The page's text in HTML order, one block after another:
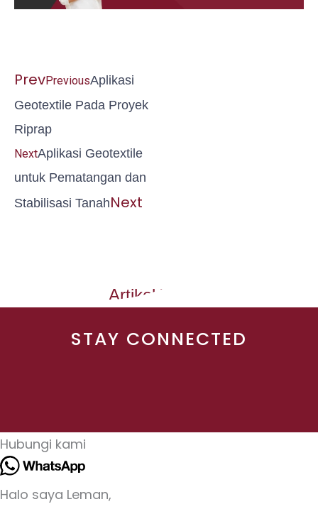
PrevPreviousAplikasi
Geotextile Pada Proyek
Riprap
NextAplikasi Geotextile
untuk Pematangan dan
Stabilisasi TanahNext
Artikel Terkait
STAY CONNECTED
Hubungi kami
Halo saya Leman,